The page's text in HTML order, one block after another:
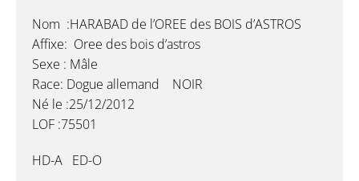
Nom :HARABAD de l’OREE des BOIS d’ASTROS
Affixe: Oree des bois d’astros
Sexe : Mâle
Race: Dogue allemand NOIR
Né le :25/12/2012
LOF :75501
HD-A ED-O